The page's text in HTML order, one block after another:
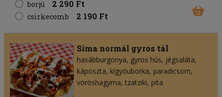
borjú 2 290 Ft
csirkecomb 2 190 Ft
Sima normál gyros tál
hasábburgonya gyros hús jégsaláta
káposzta kígyóuborka paradicsom
vöröshagyma tzatziki pita